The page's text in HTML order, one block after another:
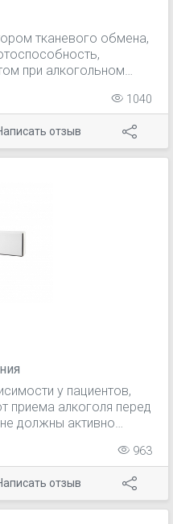
тканевого обмена,
при алкогольном
1040
отзыв
у пациентов,
приема алкоголя перед
должны активно
детоксикации.
включая пациентов,
алкогольной
963
отзыв